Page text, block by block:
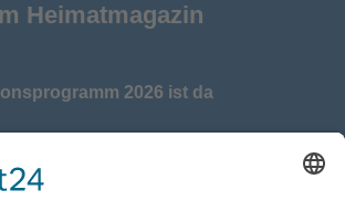
Heimatmagazin
2026 ist da
für Telse Stoy